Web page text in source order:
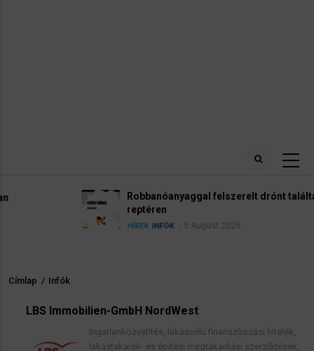
Robbanóanyaggal felszerelt drónt találtak a lipcsei
reptéren
INFÓK 5 August 2026
Morzsa
Címlap / Infók
LBS Immobilien-GmbH NordWest
Ingatlanközvetítés, lakáscélú finanszírozási hitelek,
lakástakarék- és építési megtakarítási szerződések,